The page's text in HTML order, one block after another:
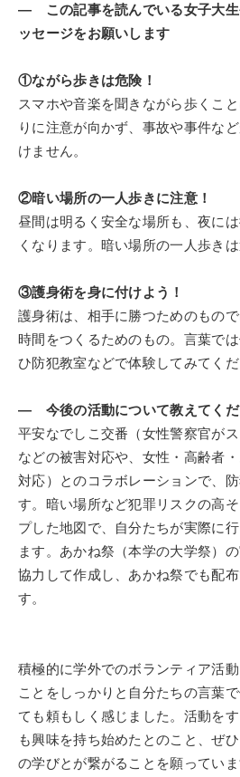
― この記事を読んでいる女子大生
ッセージをお願いします
①ながら歩きは危険！
スマホや音楽を聞きながら歩くこ
りに注意が向かず、事故や事件な
けません。
②暗い場所の一人歩きに注意！
昼間は明るく安全な場所も、夜に
くなります。暗い場所の一人歩き
③護身術を身に付けよう！
護身術は、相手に勝つためのもの
時間をつくるためのもの。言葉で
ひ防犯教室などで体験してみてくだ
― 今後の活動について教えてくだ
平安なでしこ交番（女性警察官が
などの被害対応や、女性・高齢者
対応）とのコラボレーションで、
す。暗い場所など犯罪リスクの高
プした地図で、自分たちが実際に
ます。あかね祭（本学の大学祭）
協力して作成し、あかね祭でも配
す。
積極的に学外でのボランティア活
ことをしっかりと自分たちの言葉
ても頼もしく感じました。活動を
も興味を持ち始めたとのこと、ぜ
の学びとが繋がることを願っていま